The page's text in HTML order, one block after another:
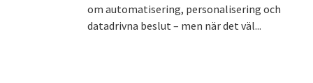
om automatisering, personalisering och
datadrivna beslut – men när det väl...